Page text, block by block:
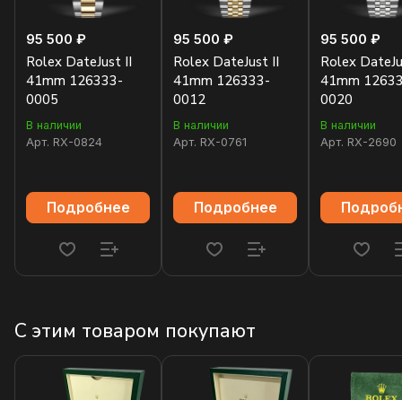
95 500 ₽
Rolex DateJust II
41mm 126333-
0005
В наличии
Арт. RX-0824
Подробнее
95 500 ₽
Rolex DateJust II
41mm 126333-
0012
В наличии
Арт. RX-0761
Подробнее
95 500 ₽
Rolex
41mm
0020
В наличии
Арт. RX-2690
С этим товаром покупают